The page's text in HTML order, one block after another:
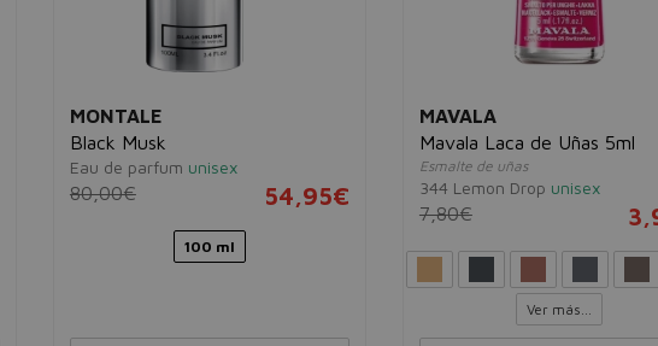
MONTALE
Black Musk
Eau de parfum unisex
80,00€ 54,95€
100 ml
MAVALA
Mavala Laca de Uñas 5ml
Esmalte de uñas
344 Lemon Drop unisex
7,80€
Ver más...